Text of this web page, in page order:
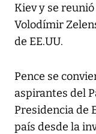
Kiev y se
Volodímir
de EE.UU.
Pence se
aspirantes del
Presidencia de
país desde la